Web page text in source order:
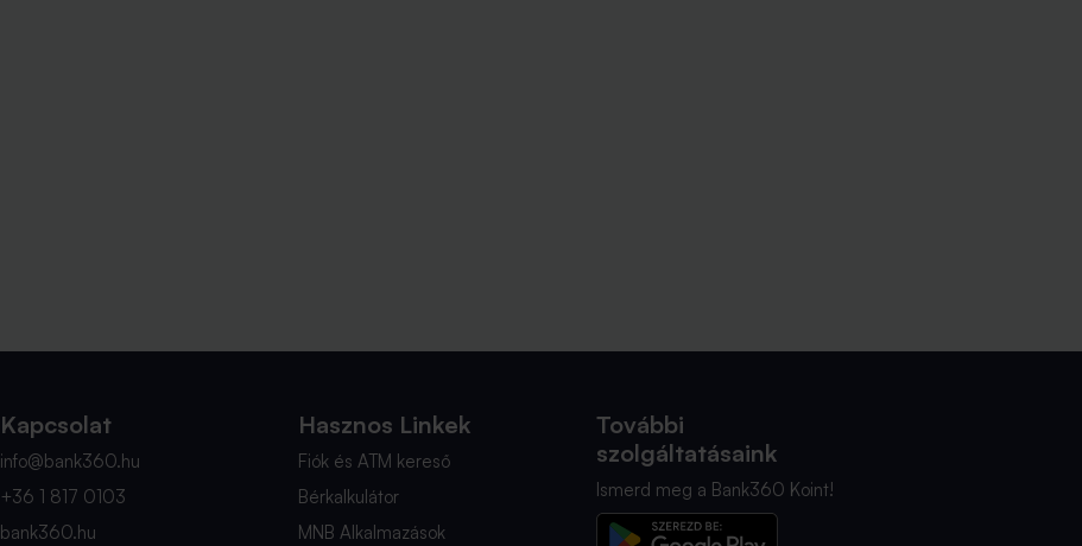
Kapcsolat
info@bank360.hu
+36 1 817 0103
bank360.hu
Hasznos Linkek
Fiók és ATM kereső
Bérkalkulátor
MNB Alkalmazások
További
szolgáltatásaink
Ismerd meg a Bank360 Koint!